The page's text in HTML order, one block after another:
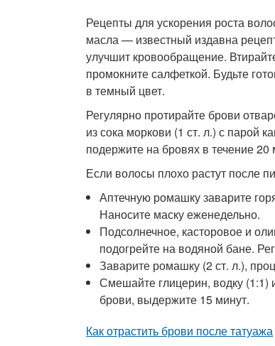
Рецепты для ускорения роста
масла — известный издавна
улучшит кровообращение.
промокните салфеткой. Будьте
в темный цвет.
Регулярно протирайте брови
из сока моркови (1 ст. л.) с парой
подержите на бровях в течение
Если волосы плохо растут после
Аптечную ромашку заварите
Наносите маску еженедельно.
Подсолнечное, касторовое и
подогрейте на водяной бане.
Заварите ромашку (2 ст. л.),
Смешайте глицерин, водку
брови, выдержите 15 минут.
Как отрастить брови после татуажа